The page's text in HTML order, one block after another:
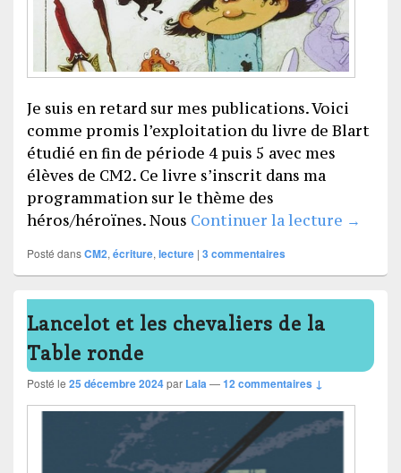
Je suis en retard sur mes publications. Voici
comme promis l’exploitation du livre de Blart
étudié en fin de période 4 puis 5 avec mes
élèves de CM2. Ce livre s’inscrit dans ma
programmation sur le thème des
héros/héroïnes. Nous Continuer la lecture Blart :
→
Posté dansCM2, écriture, lecture | 3 commentaires
Lancelot et les chevaliers de la
Table ronde
Posté le 25 décembre 2024par Lala—12 commentaires ↓